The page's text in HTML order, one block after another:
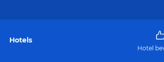
Hotels
Hotel